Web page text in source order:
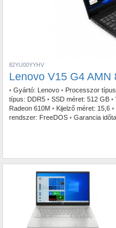
82YU00YYHV
Lenovo V15 G4
• Gyártó: Lenovo • Processzor
típus: DDR5 • SSD méret: 512 GB •
Radeon 610M • Kijelző méret: 15,6 •
rendszer: FreeDOS • Garancia